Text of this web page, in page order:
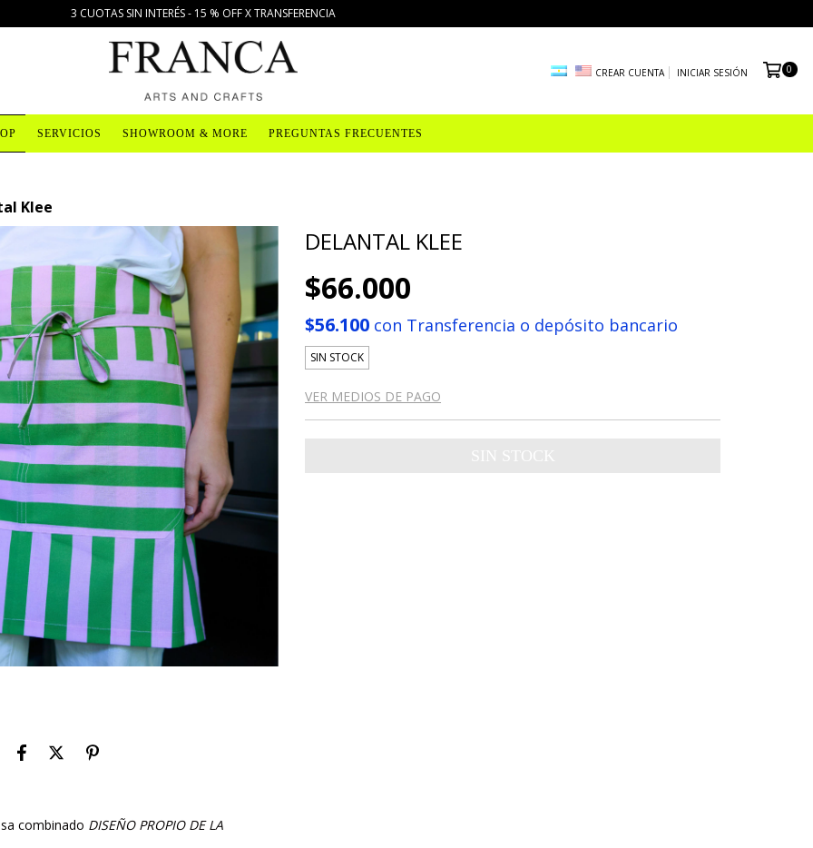
3 CUOTAS SIN INTERÉS - 15 % OFF X TRANSFERENCIA
CREAR CUENTA INICIAR SESIÓN 0
SERVICIOS SHOWROOM & MORE PREGUNTAS FRECUENTES
Klee
combinado DISEÑO PROPIO DE LA
DELANTAL KLEE
$66.000
$56.100 con Transferencia o depósito bancario
SIN STOCK
VER MEDIOS DE PAGO